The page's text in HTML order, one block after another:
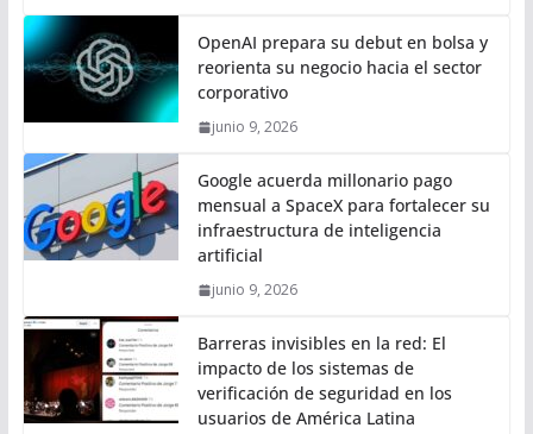
OpenAI prepara su debut en bolsa y
reorienta su negocio hacia el sector
corporativo
junio 9, 2026
Google acuerda millonario pago
mensual a SpaceX para fortalecer su
infraestructura de inteligencia
artificial
junio 9, 2026
Barreras invisibles en la red: El
impacto de los sistemas de
verificación de seguridad en los
usuarios de América Latina